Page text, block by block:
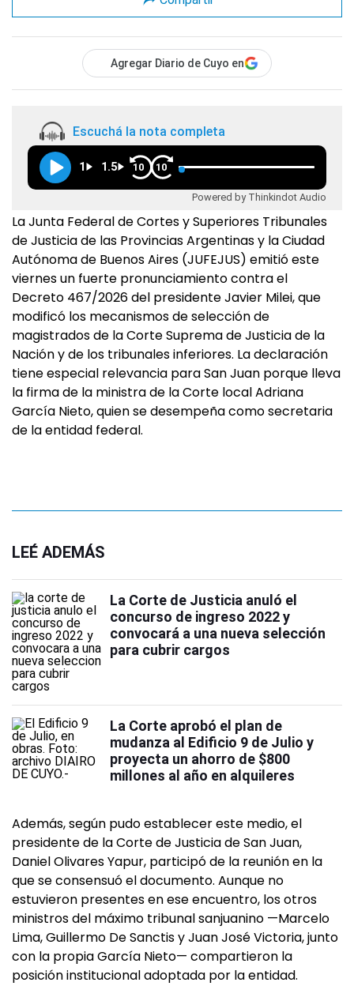
Agregar Diario de Cuyo en
Escuchá la nota completa
1 1.5 10 10
Powered by Thinkindot Audio
La Junta Federal de Cortes y Superiores Tribunales
de Justicia de las Provincias Argentinas y la Ciudad
Autónoma de Buenos Aires (JUFEJUS) emitió este
viernes un fuerte pronunciamiento contra el
Decreto 467/2026 del presidente Javier Milei, que
modificó los mecanismos de selección de
magistrados de la Corte Suprema de Justicia de la
Nación y de los tribunales inferiores. La declaración
tiene especial relevancia para San Juan porque lleva
la firma de la ministra de la Corte local Adriana
García Nieto, quien se desempeña como secretaria
de la entidad federal.
LEÉ ADEMÁS
La Corte de Justicia anuló el
concurso de ingreso 2022 y
convocará a una nueva selección
para cubrir cargos
La Corte aprobó el plan de
mudanza al Edificio 9 de Julio y
proyecta un ahorro de $800
millones al año en alquileres
Además, según pudo establecer este medio, el
presidente de la Corte de Justicia de San Juan,
Daniel Olivares Yapur, participó de la reunión en la
que se consensuó el documento. Aunque no
estuvieron presentes en ese encuentro, los otros
ministros del máximo tribunal sanjuanino —Marcelo
Lima, Guillermo De Sanctis y Juan José Victoria, junto
con la propia García Nieto— compartieron la
posición institucional adoptada por la entidad.